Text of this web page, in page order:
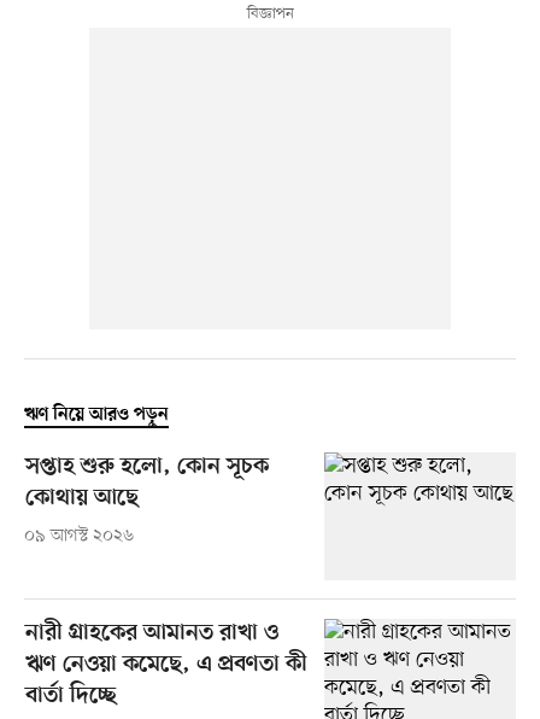
ঋণ নিয়ে আরও পড়ুন
সপ্তাহ শুরু হলো, কোন সূচক
কোথায় আছে
০৯ আগস্ট ২০২৬
নারী গ্রাহকের আমানত রাখা ও
ঋণ নেওয়া কমেছে, এ প্রবণতা কী
বার্তা দিচ্ছে